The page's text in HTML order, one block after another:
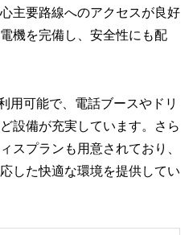
主要路線へのアクセスが良好
機を完備し、安全性にも配
用可能で、電話ブースやドリ
設備が充実しています。さら
スプランも用意されており、
した快適な環境を提供してい